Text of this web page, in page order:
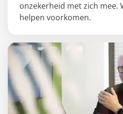
onzekerheid met zich mee.
helpen voorkomen.